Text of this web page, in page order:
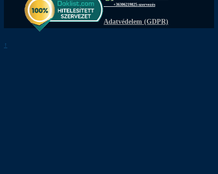
+36306219825-szervezés
Adatvédelem (GDPR)
↑